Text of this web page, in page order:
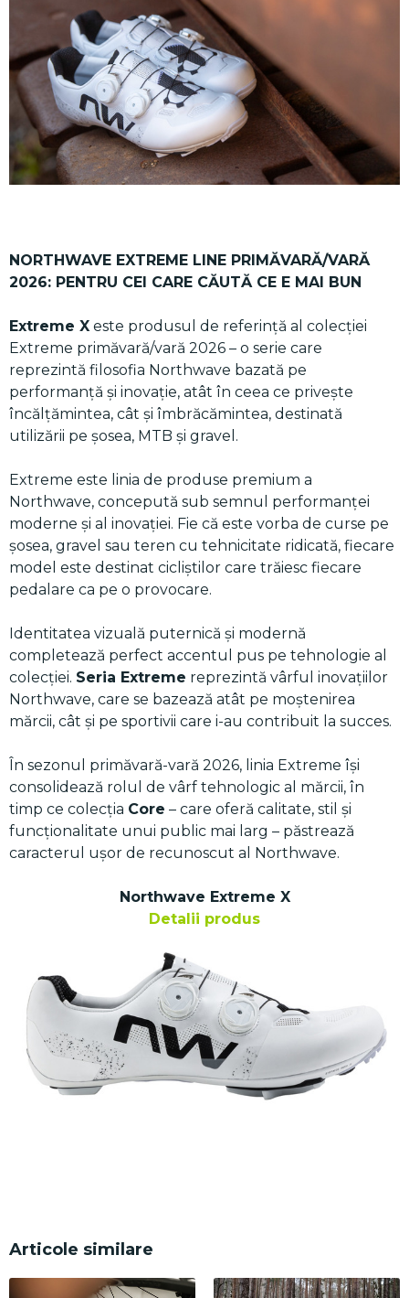
NORTHWAVE EXTREME LINE PRIMĂVARĂ/VARĂ
2026: PENTRU CEI CARE CĂUTĂ CE E MAI BUN
Extreme X este produsul de referință al colecției
Extreme primăvară/vară 2026 – o serie care
reprezintă filosofia Northwave bazată pe
performanță și inovație, atât în ceea ce privește
încălțămintea, cât și îmbrăcămintea, destinată
utilizării pe șosea, MTB și gravel.
Extreme este linia de produse premium a
Northwave, concepută sub semnul performanței
moderne și al inovației. Fie că este vorba de curse pe
șosea, gravel sau teren cu tehnicitate ridicată, fiecare
model este destinat cicliștilor care trăiesc fiecare
pedalare ca pe o provocare.
Identitatea vizuală puternică și modernă
completează perfect accentul pus pe tehnologie al
colecției. Seria Extreme reprezintă vârful inovațiilor
Northwave, care se bazează atât pe moștenirea
mărcii, cât și pe sportivii care i-au contribuit la succes.
În sezonul primăvară-vară 2026, linia Extreme își
consolidează rolul de vârf tehnologic al mărcii, în
timp ce colecția Core – care oferă calitate, stil și
funcționalitate unui public mai larg – păstrează
caracterul ușor de recunoscut al Northwave.
Northwave Extreme X
Detalii produs
Articole similare